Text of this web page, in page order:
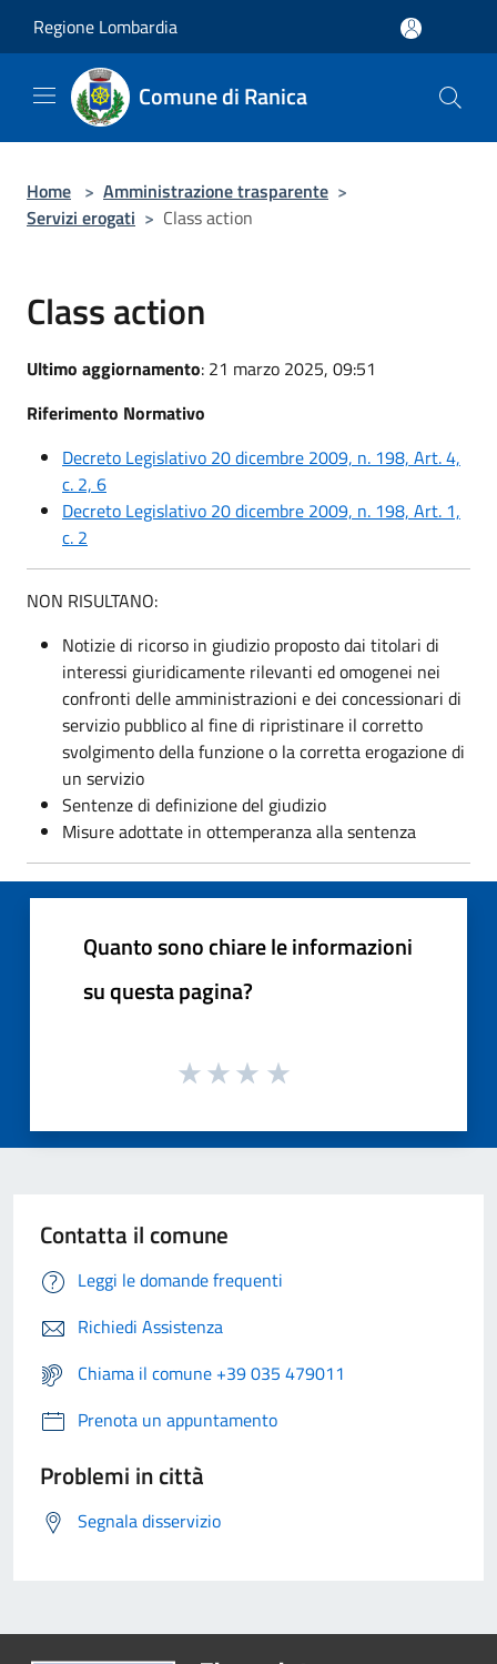
Regione Lombardia
Comune di Ranica
Home > Amministrazione trasparente >
Servizi erogati > Class action
Class action
Ultimo aggiornamento: 21 marzo 2025, 09:51
Riferimento Normativo
Decreto Legislativo 20 dicembre 2009, n. 198, Art. 4,
c. 2, 6
Decreto Legislativo 20 dicembre 2009, n. 198, Art. 1,
c. 2
NON RISULTANO:
Notizie di ricorso in giudizio proposto dai titolari di
interessi giuridicamente rilevanti ed omogenei nei
confronti delle amministrazioni e dei concessionari di
servizio pubblico al fine di ripristinare il corretto
svolgimento della funzione o la corretta erogazione di
un servizio
Sentenze di definizione del giudizio
Misure adottate in ottemperanza alla sentenza
Quanto sono chiare le informazioni
su questa pagina?
Contatta il comune
Leggi le domande frequenti
Richiedi Assistenza
Chiama il comune +39 035 479011
Prenota un appuntamento
Problemi in città
Segnala disservizio